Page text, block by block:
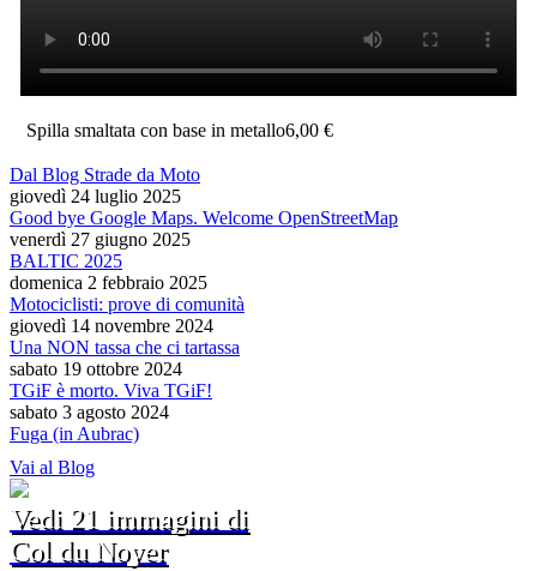
Spilla smaltata con base in metallo6,00 €
Dal Blog Strade da Moto
giovedì 24 luglio 2025
Good bye Google Maps. Welcome OpenStreetMap
venerdì 27 giugno 2025
BALTIC 2025
domenica 2 febbraio 2025
Motociclisti: prove di comunità
giovedì 14 novembre 2024
Una NON tassa che ci tartassa
sabato 19 ottobre 2024
TGiF è morto. Viva TGiF!
sabato 3 agosto 2024
Fuga (in Aubrac)
Vai al Blog
Vedi 21 immagini di
Col du Noyer